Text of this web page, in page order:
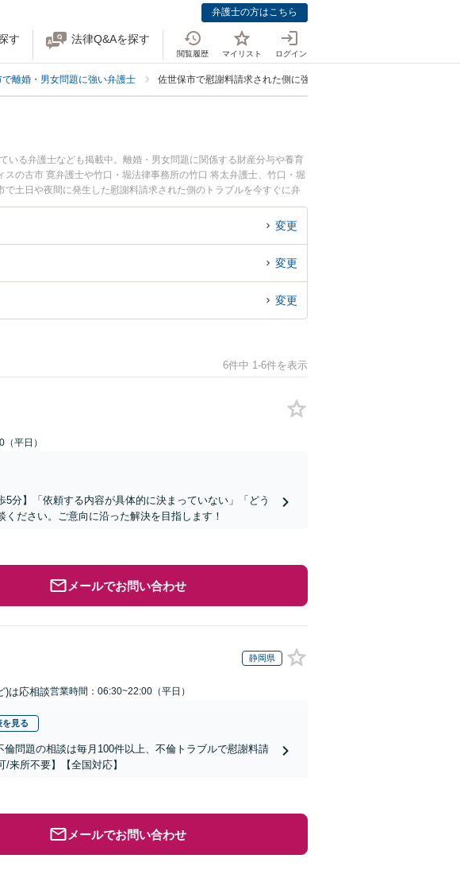
弁護士の方はこちら
す 法律Q&Aを探す
閲覧履歴 マイリスト ログイン
で離婚・男女問題に強い弁護士 佐世保市で慰謝料請求された側に強い弁護士
る弁護士なども掲載中。離婚・男女問題に関係する財産分与や養育
の古市 寛弁護士や竹口・堀法律事務所の竹口 将太弁護士、竹口・堀
土日や夜間に発生した慰謝料請求された側のトラブルを今すぐに弁
談無料で慰謝料請求された側を法律相談できる佐世保市内の弁護士に
変更
変更
変更
6件中 1-6件を表示
平日）
分】「依頼する内容が具体的に決まっていない」「どう
ださい。ご意向に沿った解決を目指します！
メールでお問い合わせ
静岡県
)は応相談営業時間：06:30~22:00（平日）
を見る
問題の相談は毎月100件以上、不倫トラブルで慰謝料請
来所不要】【全国対応】
メールでお問い合わせ